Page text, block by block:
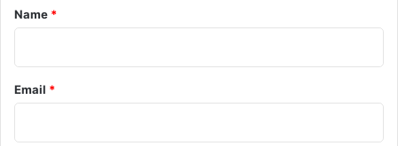
*
Name *
Email *